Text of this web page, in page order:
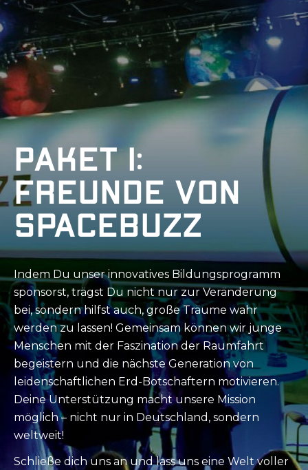
Paket 1:
Freunde von
SpaceBuzz
Indem Du unser innovatives Bildungsprogramm
sponsorst, trägst Du nicht nur zur Veränderung
bei, sondern hilfst auch, große Träume wahr
werden zu lassen! Gemeinsam können wir junge
Menschen mit der Faszination der Raumfahrt
begeistern und die nächste Generation von
leidenschaftlichen Erd-Botschaftern motivieren.
Deine Unterstützung macht unsere Mission
möglich – nicht nur in Deutschland, sondern
weltweit!
Schließe dich uns an und lass uns eine Welt voller